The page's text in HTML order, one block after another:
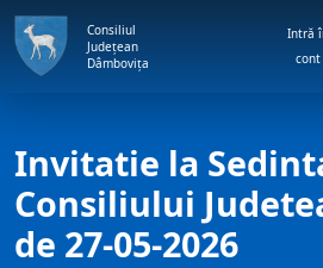
Consiliul
Județean
Dâmbovița
Intră
cont
Invitatie la
Consiliului
de 27-05-2026